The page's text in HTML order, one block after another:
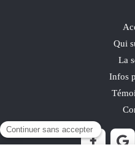
Qui
La
Infos